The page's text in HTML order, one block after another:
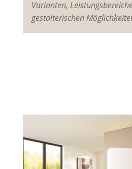
Varianten,
gestalterischen